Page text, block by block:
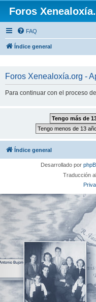
Foros
FAQ
Índice general
Foros Xenealoxía.org -
Para continuar con el proceso
Índice general
Desarrollado por
Traducción